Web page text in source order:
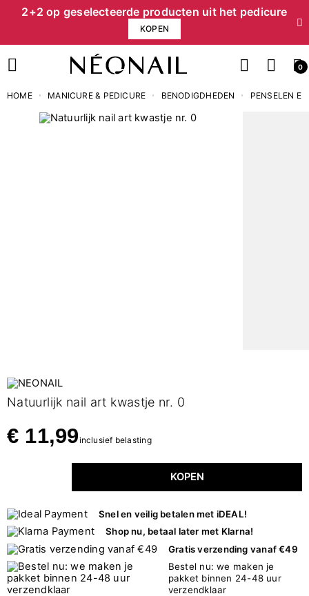
2+2 op geselecteerde producten uit het pedicure
KOPEN
0
HOME MANICURE & PEDICURE BENODIGDHEDEN PENSELEN
Natuurlijk nail art kwastje nr. 0
€ 11,99inclusief belasting
KOPEN
Snel en veilig betalen met iDEAL!
Shop nu, betaal later met Klarna!
Gratis verzending vanaf €49
Bestel nu: we maken je
pakket binnen 24-48 uur
verzendklaar